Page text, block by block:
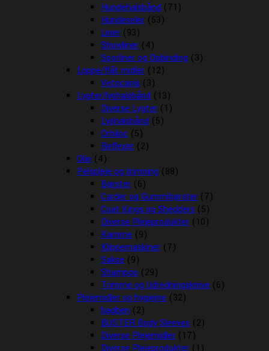
Hundehalsbånd (71)
Hundeseler (53)
Liner (93)
Showliner (4)
Sporliner og Opbinding (3)
Loppe/flåt midler (12)
Vetocanis (3)
Lygter/lyshalsbånd (13)
Diverse Lygter (1)
Lyshalsbånd (5)
Orbiloc (5)
Reflexer (2)
Olie (4)
Pelspleje og trimning (88)
Børster (6)
Carder og Gummibørster (7)
Coat Kings og Shedders (5)
Diverse Plejeprodukter (10)
Kamme (9)
Klippemaskiner (7)
Sakse (9)
Shampoo (29)
Trimme og Udredningsknive (6)
Plejemidler og hygiejne (32)
bagben (2)
BUSTER Body Sleeves (2)
Diverse Plejemidler (17)
Diverse Plejeprodukter (1)